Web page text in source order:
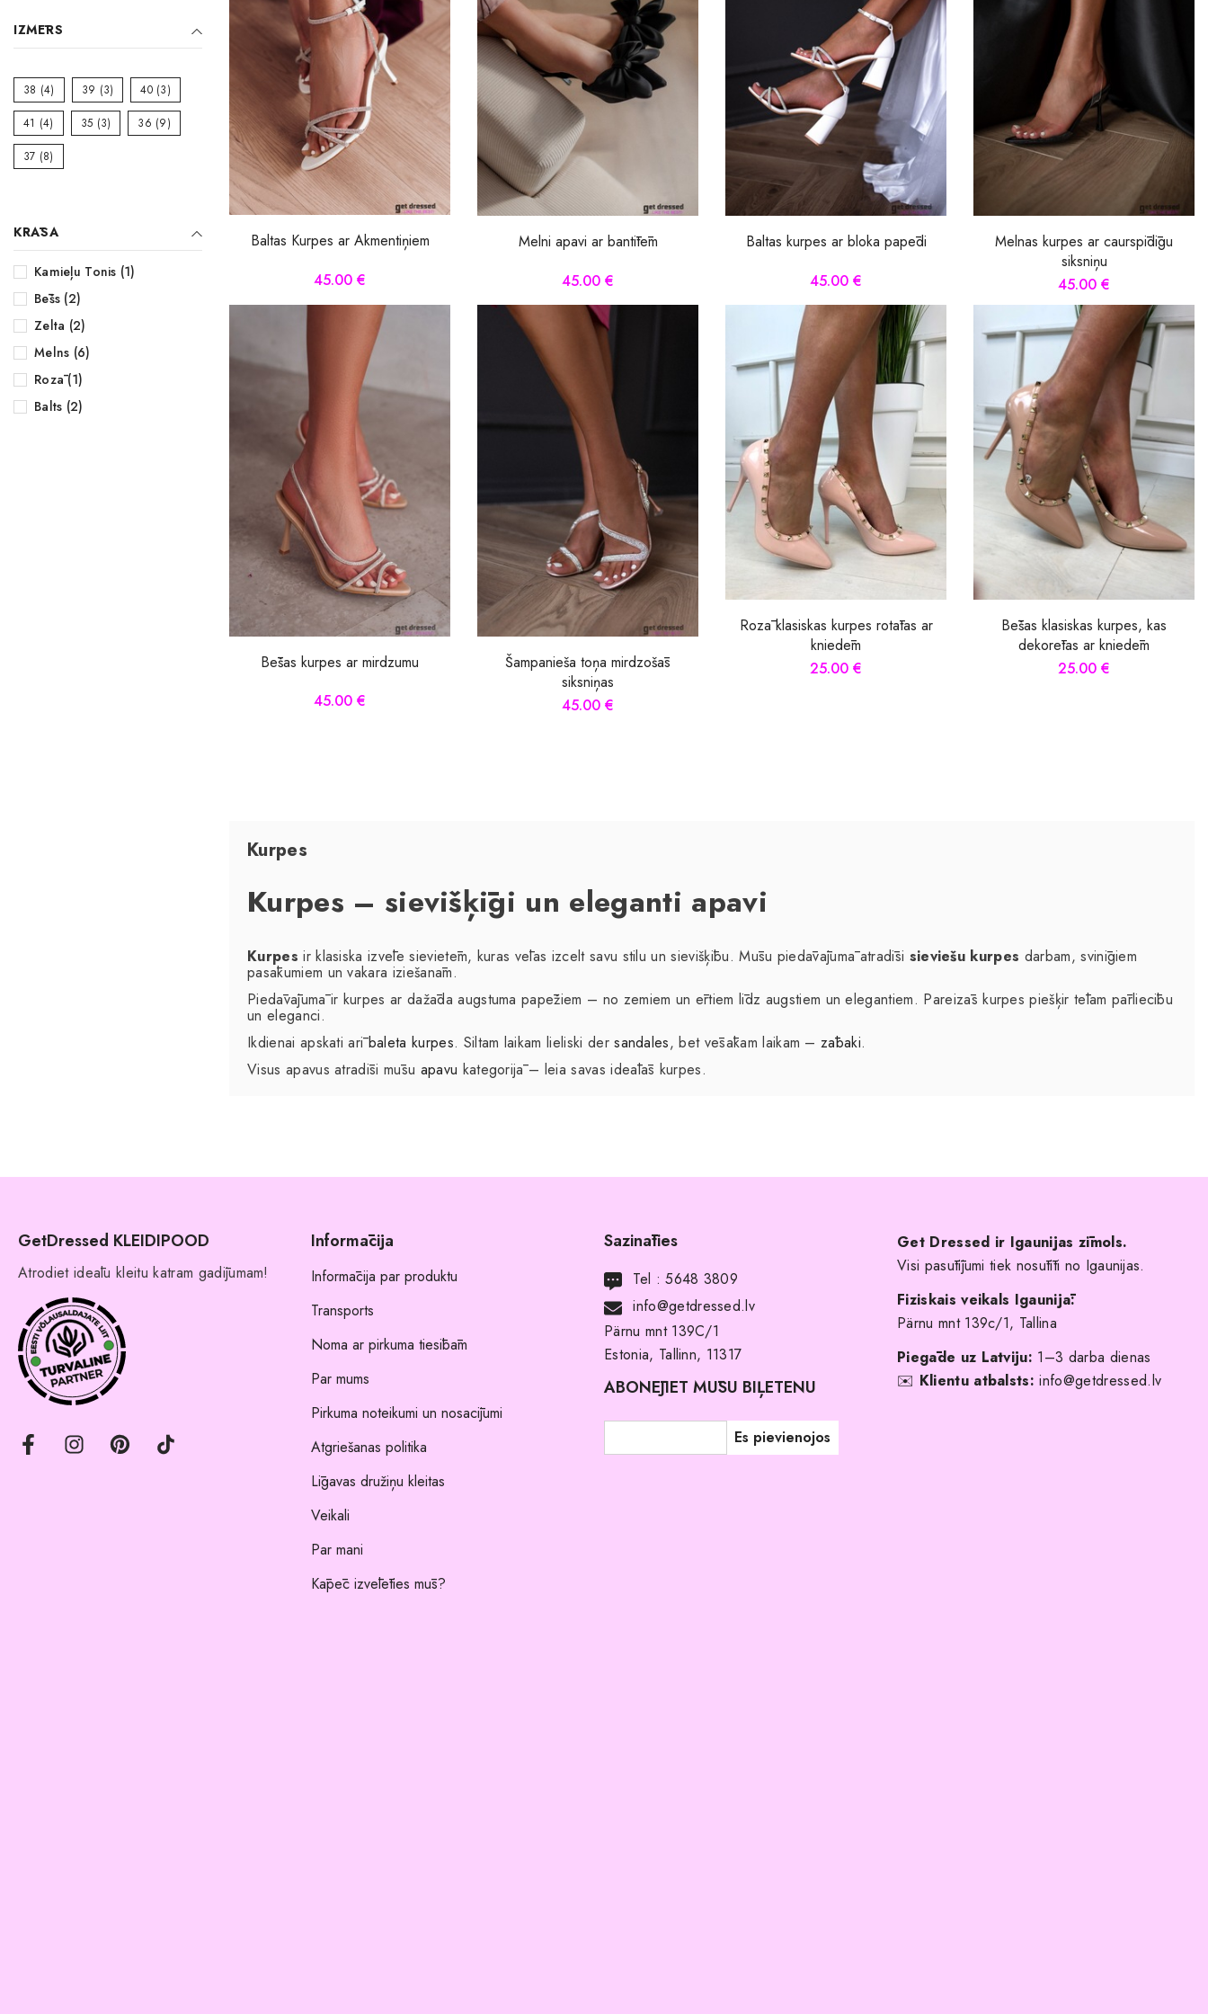
Maxi kleitas
IZMĒRS
38 (4) 39 (3) 40(3)
41 (4) 35 (3) 36 (9)
37 (8)
KRĀSA
Kamieļu Tonis (1)
Bēšs (2)
Zelta (2)
Melns (6)
Rozā (1)
Balts (2)
Baltas Kurpes ar Akmentiņiem
45.00 €
Melni apavi ar bantītēm
45.00 €
Baltas kurpes ar bloka papēdi
45.00 €
Melnas kurpes ar caurspīdīgu
siksniņu
45.00 €
Bēšas kurpes ar mirdzumu
45.00 €
Šampanieša toņa mirdzošās
siksniņas
45.00 €
Rozā klasiskas kurpes rotātas ar
kniedēm
25.00 €
Bēšas klasiskas kurpes, kas
dekorētas ar kniedēm
25.00 €
Kurpes
Kurpes – sievišķīgi un eleganti apavi
Kurpes ir klasiska izvēle sievietēm, kuras vēlas izcelt savu stilu un sievišķību. Mūsu piedāvājumā atradīsi sieviešu kurpes darbam, svinīgiem
pasākumiem un vakara iziešanām.
Piedāvājumā ir kurpes ar dažāda augstuma papēžiem – no zemiem un ērtiem līdz augstiem un elegantiem. Pareizās kurpes piešķir tēlam pārliecību
un eleganci.
Ikdienai apskati arībaleta kurpes. Siltam laikam lieliski dersandales, bet vēsākam laikam –zābaki.
Visus apavus atradīsi mūsu apavu kategorijā – leia savas ideālās kurpes.
GetDressed KLEIDIPOOD
Atrodiet ideālu kleitu katram gadījumam!
Informācija
Informācija par produktu
Transports
Noma ar pirkuma tiesībām
Par mums
Pirkuma noteikumi un nosacījumi
Atgriešanas politika
Līgavas družiņu kleitas
Veikali
Par mani
Kāpēc izvēlēties mūs?
Sazināties
Tel :5648 3809
info@getdressed.lv
Pärnu mnt 139C/1
Estonia, Tallinn, 11317
ABONĒJIET MŪSU BIĻETENU
Get Dressed ir Igaunijas zīmols.
Visi pasūtījumi tiek nosūtīti no Igaunijas.
Fiziskais veikals Igaunijā:
Pärnu mnt 139c/1, Tallina
Piegāde uz Latviju: 1–3 darba dienas
✉️ Klientu atbalsts: info@getdressed.lv